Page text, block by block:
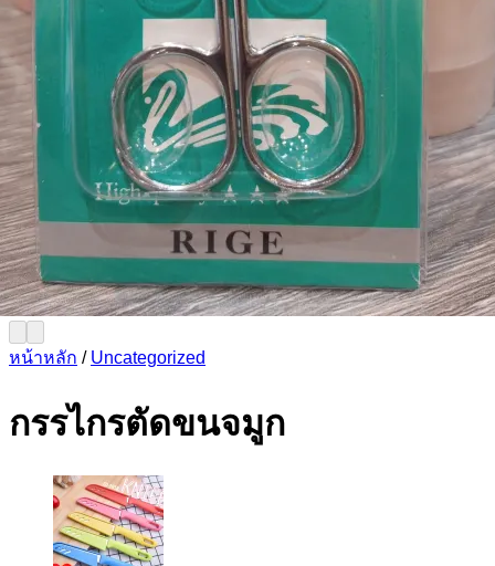
หน้าหลัก / Uncategorized
กรรไกรตัดขนจมูก